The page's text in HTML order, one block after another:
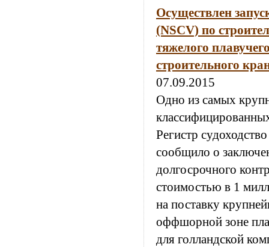
Осуществлен
(NSCV) по
тяжелого
строительного
07.09.2015
Одно из самых
Регистр
сообщило о
долгосрочного
стоимостью в 1
на поставку
оффшорной зоне
для голландской